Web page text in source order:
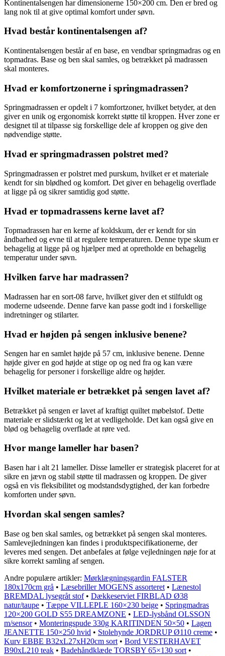
Kontinentalsengen har dimensionerne 150×200 cm. Den er bred og
lang nok til at give optimal komfort under søvn.
Hvad består kontinentalsengen af?
Kontinentalsengen består af en base, en vendbar springmadras og en
topmadras. Base og ben skal samles, og betrækket på madrassen
skal monteres.
Hvad er komfortzonerne i springmadrassen?
Springmadrassen er opdelt i 7 komfortzoner, hvilket betyder, at den
giver en unik og ergonomisk korrekt støtte til kroppen. Hver zone er
designet til at tilpasse sig forskellige dele af kroppen og give den
nødvendige støtte.
Hvad er springmadrassen polstret med?
Springmadrassen er polstret med purskum, hvilket er et materiale
kendt for sin blødhed og komfort. Det giver en behagelig overflade
at ligge på og sikrer samtidig god støtte.
Hvad er topmadrassens kerne lavet af?
Topmadrassen har en kerne af koldskum, der er kendt for sin
åndbarhed og evne til at regulere temperaturen. Denne type skum er
behagelig at ligge på og hjælper med at opretholde en behagelig
temperatur under søvn.
Hvilken farve har madrassen?
Madrassen har en sort-08 farve, hvilket giver den et stilfuldt og
moderne udseende. Denne farve kan passe godt ind i forskellige
indretninger og stilarter.
Hvad er højden på sengen inklusive benene?
Sengen har en samlet højde på 57 cm, inklusive benene. Denne
højde giver en god højde at stige op og ned fra og kan være
behagelig for personer i forskellige aldre og højder.
Hvilket materiale er betrækket på sengen lavet af?
Betrækket på sengen er lavet af kraftigt quiltet møbelstof. Dette
materiale er slidstærkt og let at vedligeholde. Det kan også give en
blød og behagelig overflade at røre ved.
Hvor mange lameller har basen?
Basen har i alt 21 lameller. Disse lameller er strategisk placeret for at
sikre en jævn og stabil støtte til madrassen og kroppen. De giver
også en vis fleksibilitet og modstandsdygtighed, der kan forbedre
komforten under søvn.
Hvordan skal sengen samles?
Base og ben skal samles, og betrækket på sengen skal monteres.
Samlevejledningen kan findes i produktspecifikationerne, der
leveres med sengen. Det anbefales at følge vejledningen nøje for at
sikre korrekt samling af sengen.
Andre populære artikler: Mørklægningsgardin FALSTER
180x170cm grå • Læsebriller MOGENS assorteret • Lænestol
BREMDAL lysegråt stof• Dækkeserviet FIRBLAD Ø38
natur/taupe • Tæppe VILLEPLE 160×230 beige • Springmadras
120×200 GOLD S55 DREAMZONE • LED-lysbånd OLSSON
m/sensor• Monteringspude 330g KARITINDEN 50×50 • Lagen
JEANETTE 150×250 hvid • Stolehynde JORDRUP Ø110 creme •
Kurv EBBE B32xL27xH20cm sort • Bord VESTERHAVET
B90xL210 teak • Badehåndklæde TORSBY 65×130 sort •